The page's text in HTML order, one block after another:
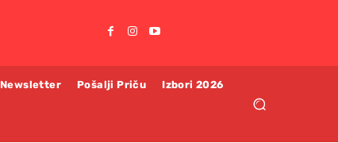
Newsletter Pošalji Priču Izbori 2026